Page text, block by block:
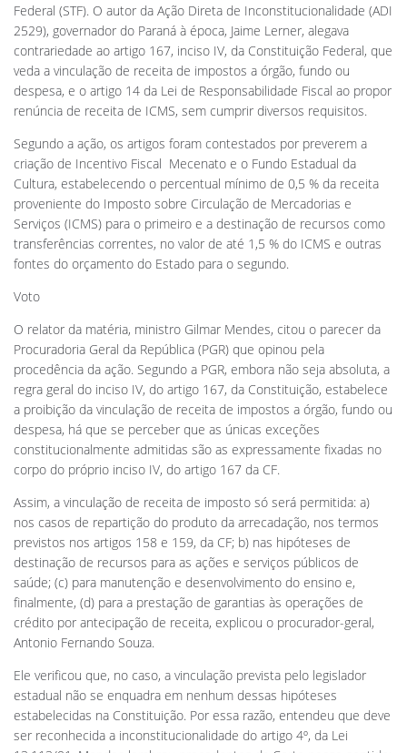
Federal (STF). O autor da Ação Direta de Inconstitucionalidade (ADI
2529), governador do Paraná à época, Jaime Lerner, alegava
contrariedade ao artigo 167, inciso IV, da Constituição Federal, que
veda a vinculação de receita de impostos a órgão, fundo ou
despesa, e o artigo 14 da Lei de Responsabilidade Fiscal ao propor
renúncia de receita de ICMS, sem cumprir diversos requisitos.
Segundo a ação, os artigos foram contestados por preverem a
criação de Incentivo Fiscal  Mecenato e o Fundo Estadual da
Cultura, estabelecendo o percentual mínimo de 0,5 % da receita
proveniente do Imposto sobre Circulação de Mercadorias e
Serviços (ICMS) para o primeiro e a destinação de recursos como
transferências correntes, no valor de até 1,5 % do ICMS e outras
fontes do orçamento do Estado para o segundo.
Voto
O relator da matéria, ministro Gilmar Mendes, citou o parecer da
Procuradoria Geral da República (PGR) que opinou pela
procedência da ação. Segundo a PGR, embora não seja absoluta, a
regra geral do inciso IV, do artigo 167, da Constituição, estabelece
a proibição da vinculação de receita de impostos a órgão, fundo ou
despesa, há que se perceber que as únicas exceções
constitucionalmente admitidas são as expressamente fixadas no
corpo do próprio inciso IV, do artigo 167 da CF.
Assim, a vinculação de receita de imposto só será permitida: a)
nos casos de repartição do produto da arrecadação, nos termos
previstos nos artigos 158 e 159, da CF; b) nas hipóteses de
destinação de recursos para as ações e serviços públicos de
saúde; (c) para manutenção e desenvolvimento do ensino e,
finalmente, (d) para a prestação de garantias às operações de
crédito por antecipação de receita, explicou o procurador-geral,
Antonio Fernando Souza.
Ele verificou que, no caso, a vinculação prevista pelo legislador
estadual não se enquadra em nenhum dessas hipóteses
estabelecidas na Constituição. Por essa razão, entendeu que deve
ser reconhecida a inconstitucionalidade do artigo 4º, da Lei